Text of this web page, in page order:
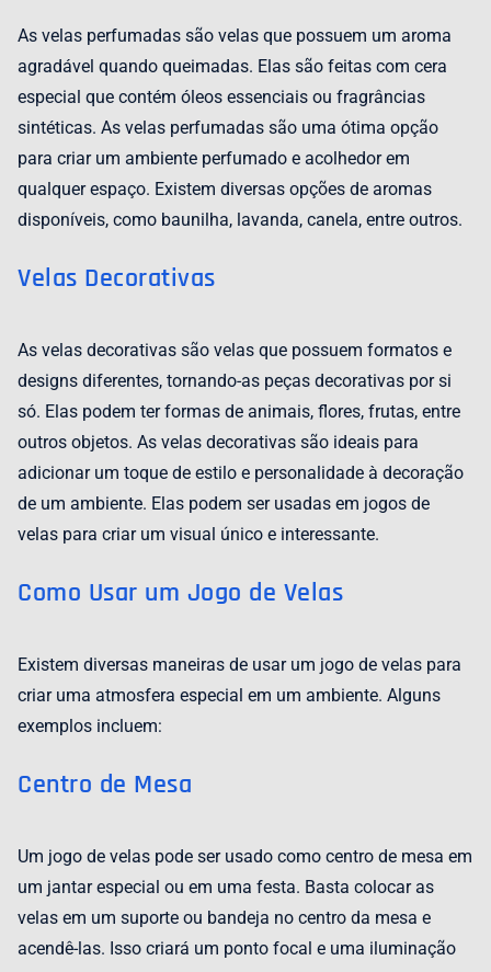
As velas perfumadas são velas que possuem um aroma
agradável quando queimadas. Elas são feitas com cera
especial que contém óleos essenciais ou fragrâncias
sintéticas. As velas perfumadas são uma ótima opção
para criar um ambiente perfumado e acolhedor em
qualquer espaço. Existem diversas opções de aromas
disponíveis, como baunilha, lavanda, canela, entre outros.
Velas Decorativas
As velas decorativas são velas que possuem formatos e
designs diferentes, tornando-as peças decorativas por si
só. Elas podem ter formas de animais, flores, frutas, entre
outros objetos. As velas decorativas são ideais para
adicionar um toque de estilo e personalidade à decoração
de um ambiente. Elas podem ser usadas em jogos de
velas para criar um visual único e interessante.
Como Usar um Jogo de Velas
Existem diversas maneiras de usar um jogo de velas para
criar uma atmosfera especial em um ambiente. Alguns
exemplos incluem:
Centro de Mesa
Um jogo de velas pode ser usado como centro de mesa em
um jantar especial ou em uma festa. Basta colocar as
velas em um suporte ou bandeja no centro da mesa e
acendê-las. Isso criará um ponto focal e uma iluminação